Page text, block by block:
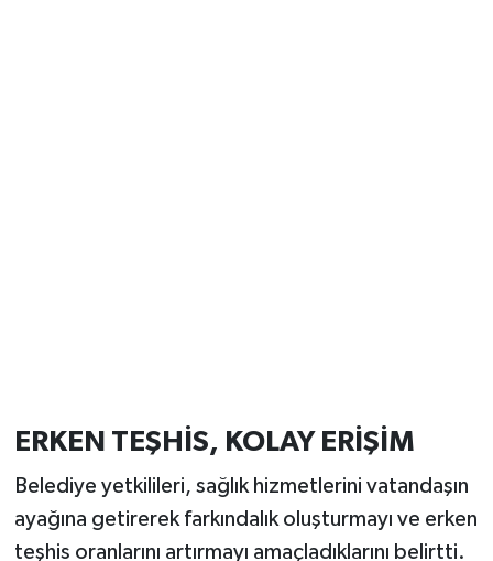
ERKEN TEŞHİS, KOLAY ERİŞİM
Belediye yetkilileri, sağlık hizmetlerini vatandaşın
ayağına getirerek farkındalık oluşturmayı ve erken
teşhis oranlarını artırmayı amaçladıklarını belirtti.